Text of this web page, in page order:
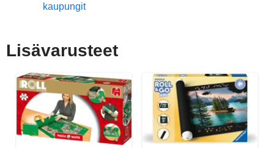
kaupungit
Lisävarusteet